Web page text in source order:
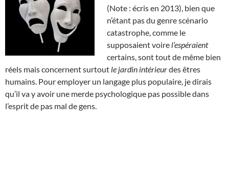
(Note : écris en 2013), bien que
n’étant pas du genre scénario
catastrophe, comme le
supposaient voire l’espéraient
certains, sont tout de même bien
réels mais concernent surtout le jardin intérieurdes êtres
humains. Pour employer un langage plus populaire, je dirais
qu’il va y avoir une merde psychologique pas possible dans
l’esprit de pas mal de gens.